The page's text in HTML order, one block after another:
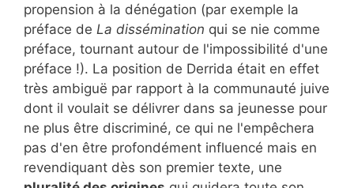
propension à la dénégation (par exemple la
préface de La dissémination qui se nie comme
préface, tournant autour de l'impossibilité d'une
préface !). La position de Derrida était en effet
très ambiguë par rapport à la communauté juive
dont il voulait se délivrer dans sa jeunesse pour
ne plus être discriminé, ce qui ne l'empêchera
pas d'en être profondément influencé mais en
revendiquant dès son premier texte, une